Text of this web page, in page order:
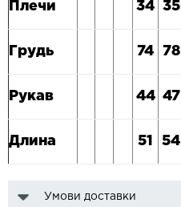
Плечи 34 35
Грудь 74 78
Рукав 44 47
Длина 51 54
Умови доставки